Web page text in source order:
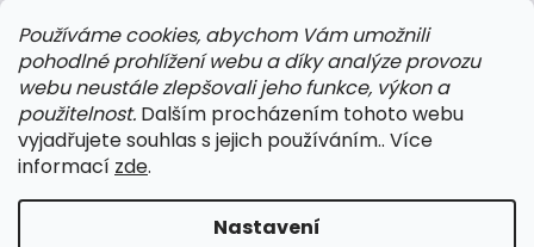
Používáme cookies, abychom Vám umožnili
pohodlné prohlížení webu a díky analýze provozu
webu neustále zlepšovali jeho funkce, výkon a
použitelnost. Dalším procházením tohoto webu
vyjadřujete souhlas s jejich používáním.. Více
informací zde.
Nastavení
Vložením e-mailu souhlasíte spodmínkami ochrany
osobních údajů
PŘIHLÁSIT SE